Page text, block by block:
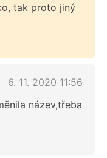
tak proto jiný
6. 11. 2020 11:56
název,třeba